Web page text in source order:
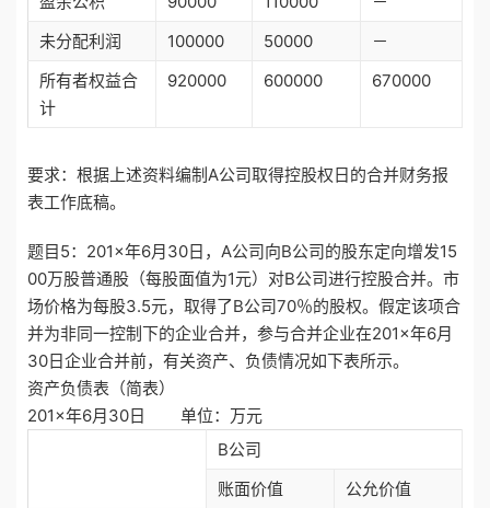
未分配利润
100000 50000
－
所有者权益合
计
920000 600000 670000
要求：根据上述资料编制A公司取得控股权日的合并财务报
表工作底稿。
题目5：201×年6月30日，A公司向B公司的股东定向增发15
00万股普通股（每股面值为1元）对B公司进行控股合并。市
场价格为每股3.5元，取得了B公司70％的股权。假定该项合
并为非同一控制下的企业合并，参与合并企业在201×年6月
30日企业合并前，有关资产、负债情况如下表所示。
资产负债表（简表）
201×年6月30日 单位：万元
B公司
账面价值
公允价值